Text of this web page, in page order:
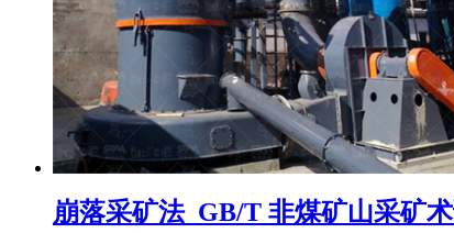
崩落采矿法_GB/T 非煤矿山采矿